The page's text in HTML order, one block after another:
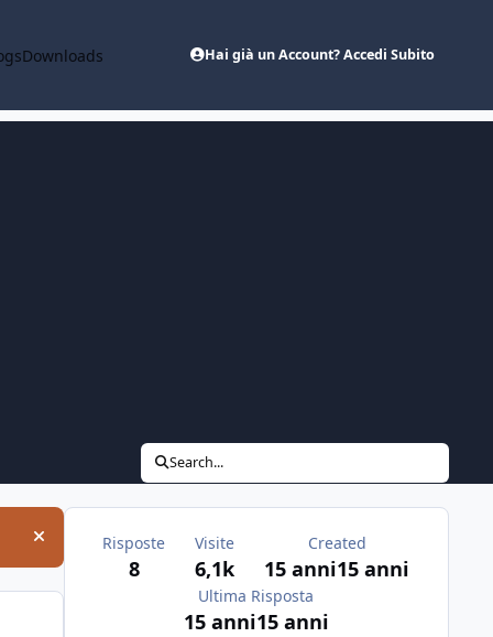
Downloads Hai già un Account? Accedi Subito
Search...
Hide announcement
Risposte
8
Visite
6,1k
Created
15 anni15 anni
Ultima Risposta
15 anni15 anni